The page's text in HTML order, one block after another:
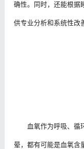
确性。同时，还能根据
供专业分析和系统性改
血氧作为呼吸、循
晕，都有可能是血氧含